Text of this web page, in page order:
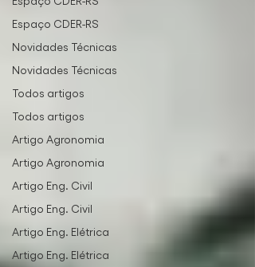
Espaço CDER-RS
Novidades Técnicas
Novidades Técnicas
Todos artigos
Todos artigos
Artigo Agronomia
Artigo Agronomia
Artigo Eng. Civil
Artigo Eng. Civil
Artigo Eng. Elétrica
Artigo Eng. Elétrica